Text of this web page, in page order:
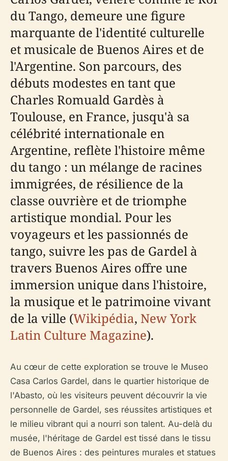
du Tango, demeure une figure
marquante de l'identité culturelle
et musicale de Buenos Aires et de
l'Argentine. Son parcours, des
débuts modestes en tant que
Charles Romuald Gardès à
Toulouse, en France, jusqu'à sa
célébrité internationale en
Argentine, reflète l'histoire même
du tango : un mélange de racines
immigrées, de résilience de la
classe ouvrière et de triomphe
artistique mondial. Pour les
voyageurs et les passionnés de
tango, suivre les pas de Gardel à
travers Buenos Aires offre une
immersion unique dans l'histoire,
la musique et le patrimoine vivant
de la ville (Wikipédia, New York
Latin Culture Magazine).
Au cœur de cette exploration se trouve le Museo
Casa Carlos Gardel, dans le quartier historique de
l'Abasto, où les visiteurs peuvent découvrir la vie
personnelle de Gardel, ses réussites artistiques et
le milieu vibrant qui a nourri son talent. Au-delà du
musée, l'héritage de Gardel est tissé dans le tissu
de Buenos Aires : des peintures murales et statues